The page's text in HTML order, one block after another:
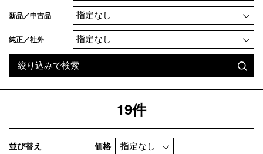
新品／中古品
純正／社外
19件
並び替え 価格